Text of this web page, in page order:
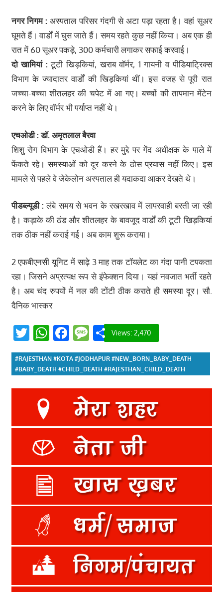
नगर निगम : अस्पताल परिसर गंदगी से अटा पड़ा रहता है। वहां सूअर
घूमते हैं। वार्डों में घुस जाते हैं। समय रहते कुछ नहीं किया। अब एक ही
रात में 60 सूअर पकड़े, 300 कर्मचारी लगाकर सफाई करवाई।
दो खामियां : टूटी खिड़कियां, खराब वॉर्मर, 1 गायनी व पीडियाट्रिक्स
विभाग के ज्यादातर वार्डों की खिड़कियां थीं। इस वजह से पूरी रात
जच्चा-बच्चा शीतलहर की चपेट में आ गए। बच्चों की तापमान मेंटेन
करने के लिए वॉर्मर भी पर्याप्त नहीं थे।
एचओडी : डॉ. अमृतलाल बैरवा
शिशु रोग विभाग के एचओडी हैं। हर मुद्दे पर गेंद अधीक्षक के पाले में
फेंकते रहे। समस्याओं को दूर करने के ठोस प्रयास नहीं किए। इस
मामले से पहले वे जेकेलोन अस्पताल ही यदाकदा आकर देखते थे।
पीडब्ल्यूडी : लंबे समय से भवन के रखरखाव में लापरवाही बरती जा रही
है। कड़ाके की ठंड और शीतलहर के बावजूद वार्डों की टूटी खिड़कियां
तक ठीक नहीं कराई गई। अब काम शुरू कराया।
2 एफबीएनसी यूनिट में साढ़े 3 माह तक टॉयलेट का गंदा पानी टपकता
रहा। जिसने अप्रत्यक्ष रूप से इंफेक्शन दिया। यहां नवजात भर्ती रहते
है। अब चंद रुपयों में नल की टोंटी ठीक कराते ही समस्या दूर। सौ.
दैनिक भास्‍कर
Views: 2,470
TwitterWhatsApp
Facebook
Message
Share
#RAJESTHAN #KOTA #JODHAPUR #NEW_BORN_BABY_DEATH
#BABY_DEATH #CHILD_DEATH #RAJESTHAN_CHILD_DEATH